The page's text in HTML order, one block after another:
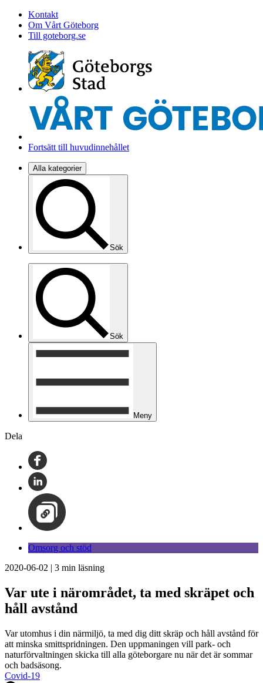
Kontakt
Om Vårt Göteborg
Till goteborg.se
Fortsätt till huvudinnehållet
Alla kategorier
Sök
Sök
Meny
Dela
Omsorg och stöd
2020-06-02 | 3 min läsning
Var ute i närområdet, ta med skräpet och
håll avstånd
Var utomhus i din närmiljö, ta med dig ditt skräp och håll avstånd för
att minska smittspridningen. Den uppmaningen vill park- och
naturförvaltningen skicka till alla göteborgare nu när det är sommar
och badsäsong.
Covid-19